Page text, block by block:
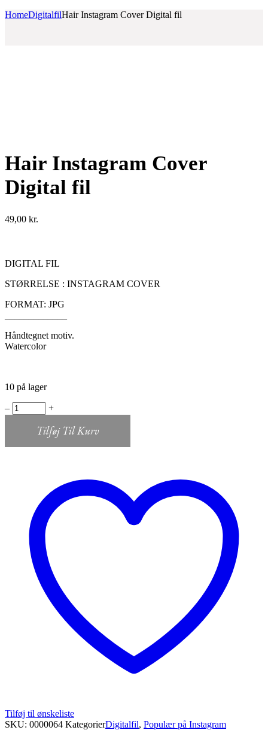
HomeDigitalfilHair Instagram Cover Digital fil
Hair Instagram Cover
Digital fil
49,00 kr.
DIGITAL FIL
STØRRELSE : INSTAGRAM COVER
FORMAT: JPG
Håndtegnet motiv.
Watercolor
10 på lager
Hair
Instagram
fil
‒ +
Tilføj Til Kurv
Tilføj til ønskeliste
SKU: 0000064 KategorierDigitalfil, Populær på Instagram